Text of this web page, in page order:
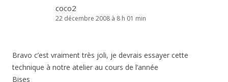
coco2
22 décembre 2008 à 8 h 01 min
Bravo c’est vraiment très joli, je devrais essayer cette
technique à notre atelier au cours de l’année
Bises